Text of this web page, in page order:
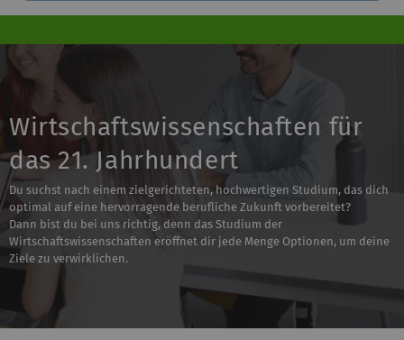
Wirtschaftswissenschaften für
das 21. Jahrhundert
Du suchst nach einem zielgerichteten, hochwertigen Studium, das dich
optimal auf eine hervorragende berufliche Zukunft vorbereitet?
Dann bist du bei uns richtig, denn das Studium der
Wirtschaftswissenschaften eröffnet dir jede Menge Optionen, um deine
Ziele zu verwirklichen.